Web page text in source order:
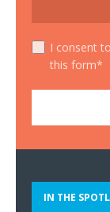
I consent
this form*
IN THE